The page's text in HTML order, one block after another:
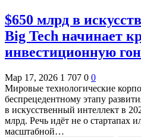
$650 млрд в
Big Tech начинает
инвестиционную
Мар 17, 2026 1 707 0 0
Мировые технологические
беспрецедентному этапу
в искусственный интеллект в
млрд. Речь идёт не о стартапах
масштабной…